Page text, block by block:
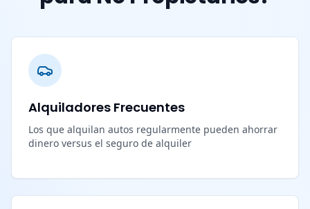
Alquiladores Frecuentes
Los que alquilan autos regularmente pueden ahorrar
dinero versus el seguro de alquiler